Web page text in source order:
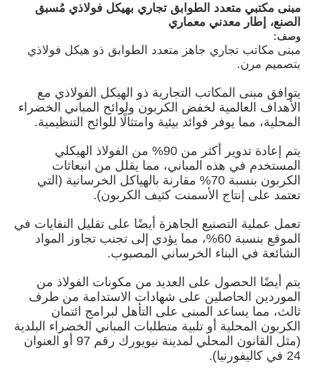
منزل
أشرطة فيديو
حول بنا
مبنى مكتبي متعدد الطوابق تجاري بهيكل فولاذي مُسبق
الصنع، إطار معدني معماري
وصف:
مبنى مكاتب تجاري جاهز متعدد الطوابق ذو هيكل فولاذي
بتصميم مرن.
يتوافق مبنى المكاتب التجارية ذو الهيكل الفولاذي مع
الأهداف العالمية لخفض الكربون ولوائح المباني الخضراء
المحلية، مما يوفر فوائد بيئية وامتثالًا للوائح التنظيمية.
يتم إعادة تدوير أكثر من 90% من الفولاذ الهيكلي
المستخدم في هذه المباني، مما يقلل من انبعاثات
الكربون بنسبة 70% مقارنة بالهياكل الخرسانية (التي
تعتمد على إنتاج الأسمنت كثيف الكربون).
تعمل عملية التصنيع الجاهزة أيضًا على تقليل النفايات في
الموقع بنسبة 60%، مما يؤدي إلى تجنب تجاوز المواد
الشائعة في البناء الخرساني المصبوب.
يتم أيضًا الحصول على العديد من مكونات الفولاذ من
الموردين الحاصلين على شهادات الاستدامة من طرف
ثالث، مما يساعد المبنى على التأهل لبرامج ائتمان
الكربون المحلية أو تلبية متطلبات المباني الخضراء البلدية
(مثل القانون المحلي لمدينة نيويورك رقم 97 أو العنوان
24 في كاليفورنيا).